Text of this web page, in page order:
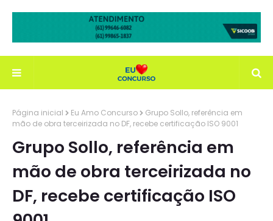
Página inicial Eu Amo Concurso
Grupo Sollo, referência em
mão de obra terceirizada no DF, recebe certificação ISO 9001
Grupo Sollo, referência em
mão de obra terceirizada no
DF, recebe certificação ISO